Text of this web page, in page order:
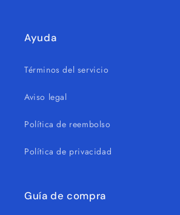
Ayuda
Términos del servicio
Aviso legal
Política de reembolso
Política de privacidad
Guía de compra